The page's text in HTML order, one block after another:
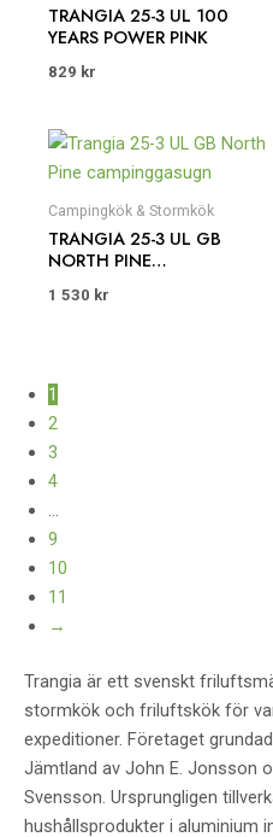
TRANGIA 25-3 UL 100
YEARS POWER PINK
829 kr
Campingkök & Stormkök
TRANGIA 25-3 UL GB
NORTH PINE
1 530 kr
1
2
3
4
…
9
10
11
→
Trangia är ett svenskt
stormkök och friluftskök för
expeditioner. Företaget
Jämtland av John E. Jonsson
Svensson. Ursprungligen
hushållsprodukter i aluminium